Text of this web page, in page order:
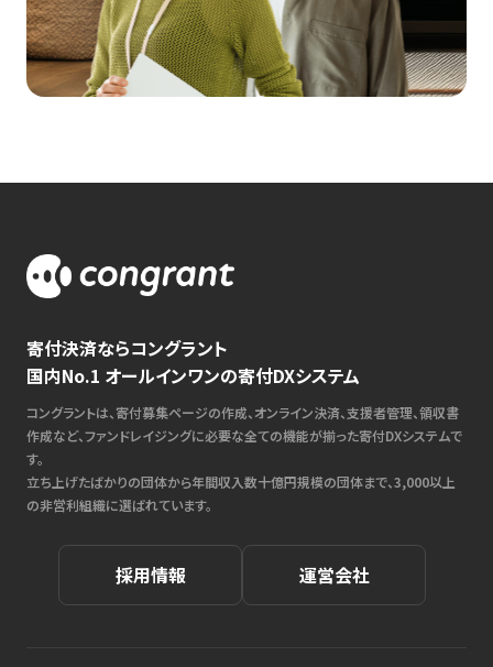
寄付決済ならコングラント
国内No.1 オールインワンの寄付DXシステム
コングラントは、寄付募集ページの作成、オンライン決済、支援者管理、領収書
作成など、ファンドレイジングに必要な全ての機能が揃った寄付DXシステムで
す。
立ち上げたばかりの団体から年間収入数十億円規模の団体まで、3,000以上
の非営利組織に選ばれています。
採用情報 運営会社